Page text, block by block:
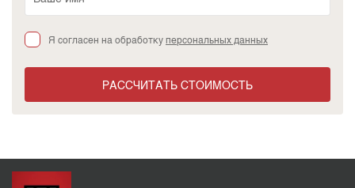
Я согласен на обработкуперсональных данных
РАССЧИТАТЬ СТОИМОСТЬ